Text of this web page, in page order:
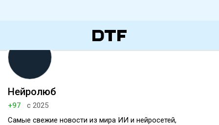
Нейролюб
+97
с 2025
Самые свежие новости из мира ИИ и нейросетей,